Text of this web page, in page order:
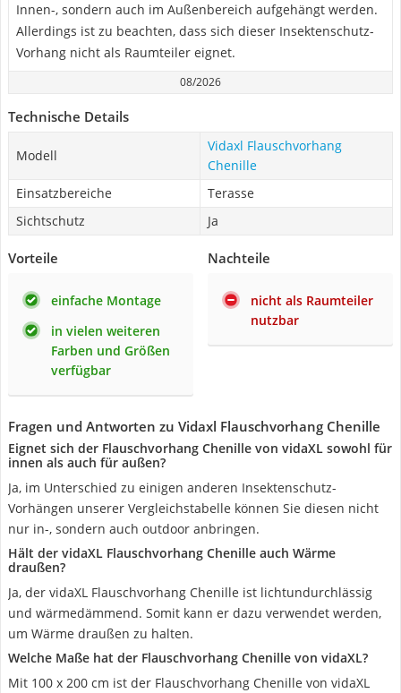
Innen-, sondern auch im Außenbereich aufgehängt werden.
Allerdings ist zu beachten, dass sich dieser Insektenschutz-
Vorhang nicht als Raumteiler eignet.
08/2026
Technische Details
Modell
Vidaxl Flauschvorhang
Chenille
Einsatzbereiche
Terasse
Sichtschutz
Ja
Vorteile
einfache Montage
in vielen weiteren
Farben und Größen
verfügbar
Nachteile
nicht als Raumteiler
nutzbar
Fragen und Antworten zu Vidaxl Flauschvorhang Chenille
Eignet sich der Flauschvorhang Chenille von vidaXL sowohl für
innen als auch für außen?
Ja, im Unterschied zu einigen anderen Insektenschutz-
Vorhängen unserer Vergleichstabelle können Sie diesen nicht
nur in-, sondern auch outdoor anbringen.
Hält der vidaXL Flauschvorhang Chenille auch Wärme
draußen?
Ja, der vidaXL Flauschvorhang Chenille ist lichtundurchlässig
und wärmedämmend. Somit kann er dazu verwendet werden,
um Wärme draußen zu halten.
Welche Maße hat der Flauschvorhang Chenille von vidaXL?
Mit 100 x 200 cm ist der Flauschvorhang Chenille von vidaXL